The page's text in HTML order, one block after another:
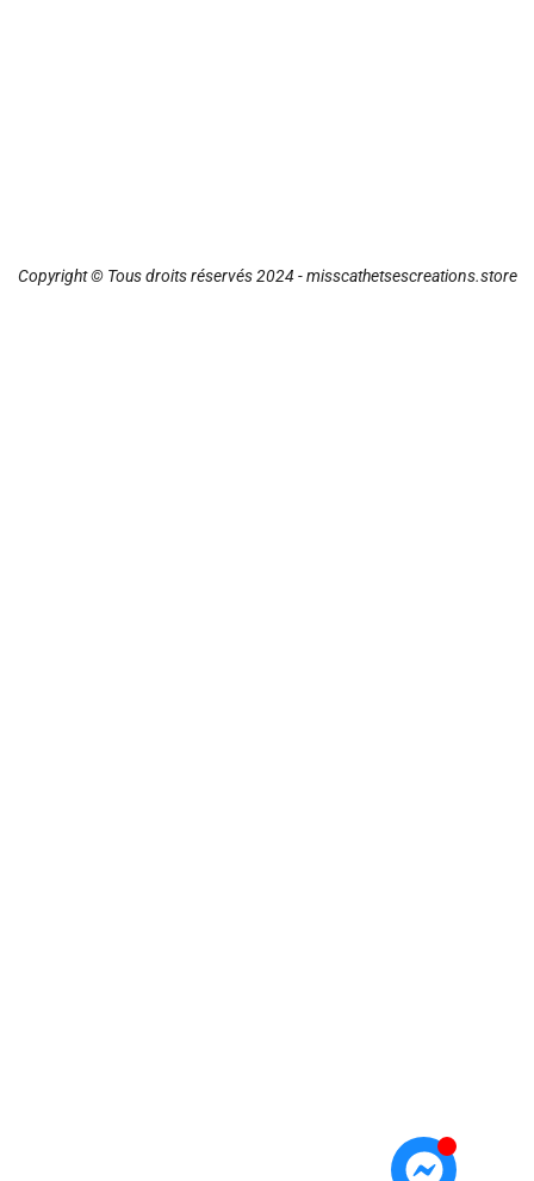
Copyright © Tous droits réservés 2024 - misscathetsescreations.store